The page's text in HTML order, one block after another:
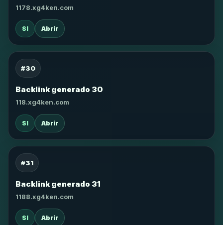
1178.xg4ken.com
SI Abrir
#30
Backlink generado 30
118.xg4ken.com
SI Abrir
#31
Backlink generado 31
1188.xg4ken.com
SI Abrir